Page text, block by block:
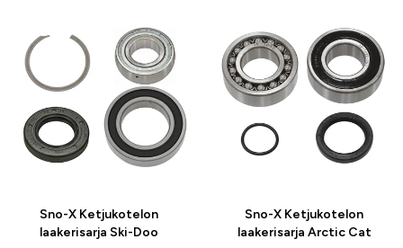
Sno-X Ketjukotelon
laakerisarja Ski-Doo
Sno-X Ketjukotelon
laakerisarja Arctic Cat